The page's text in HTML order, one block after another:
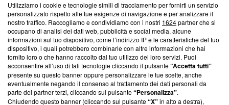
Questa sezione offre informazioni trasparenti su Blasting
News, sui nostri processi editoriali e su come ci impegniamo a
creare news di qualità. Inoltre, afferma la nostra aderenza a
‘Trust Project - News with Integrity’Blasting News non è
ancora membro del programma, ma ha richiesto di farne
parte; Trust Project non ha ancora effettuato una verifica di
conformità agli standard.
Su di noi
Utilizziamo i cookie e tecnologie simili di tracciamento per fornirti un servizio
personalizzato rispetto alle tue esigenze di navigazione e per analizzare il
nostro traffico. Raccogliamo e condividiamo con i nostri 1624partner che si
occupano di analisi dei dati web, pubblicità e social media, alcune
informazioni sul tuo dispositivo, come l’indirizzo IP e le caratteristiche del tuo
dispositivo, i quali potrebbero combinarle con altre informazioni che hai
fornito loro o che hanno raccolto dal tuo utilizzo dei loro servizi. Puoi
acconsentire all’uso di tali tecnologie cliccando il pulsante“Accetta tutti”
presente su questo banner oppure personalizzare le tue scelte, anche
eventualmente negando il consenso al trattamento dei dati personali da
parte dei partner terzi, cliccando sul pulsante“Personalizza”.
Chiudendo questo banner (cliccando sul pulsante“X”in alto a destra),